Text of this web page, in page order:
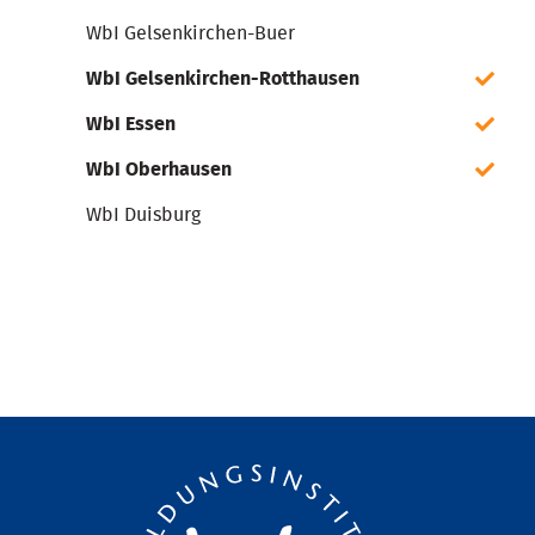
WbI Gelsenkirchen-Buer
WbI Gelsenkirchen-Rotthausen
WbI Essen
WbI Oberhausen
WbI Duisburg